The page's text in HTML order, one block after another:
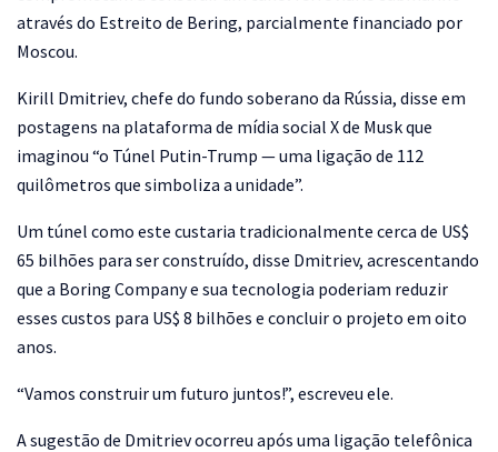
através do Estreito de Bering, parcialmente financiado por
Moscou.
Kirill Dmitriev, chefe do fundo soberano da Rússia, disse em
postagens na plataforma de mídia social X de Musk que
imaginou “o Túnel Putin-Trump — uma ligação de 112
quilômetros que simboliza a unidade”.
Um túnel como este custaria tradicionalmente cerca de US$
65 bilhões para ser construído, disse Dmitriev, acrescentando
que a Boring Company e sua tecnologia poderiam reduzir
esses custos para US$ 8 bilhões e concluir o projeto em oito
anos.
“Vamos construir um futuro juntos!”, escreveu ele.
A sugestão de Dmitriev ocorreu após uma ligação telefônica